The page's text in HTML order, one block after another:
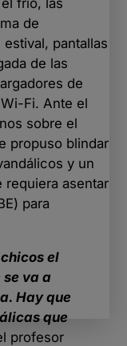
frío, las
de
pantallas
de las
de
Fi. Ante el
sobre el
propuso blindar
y un
asentar
para
el
se va a
Hay que
que
profesor